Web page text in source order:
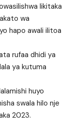
likitaka
wa
hapo awali ilitoa
rufaa dhidi ya
ya kutuma
huyo
swala hilo nje
2023.